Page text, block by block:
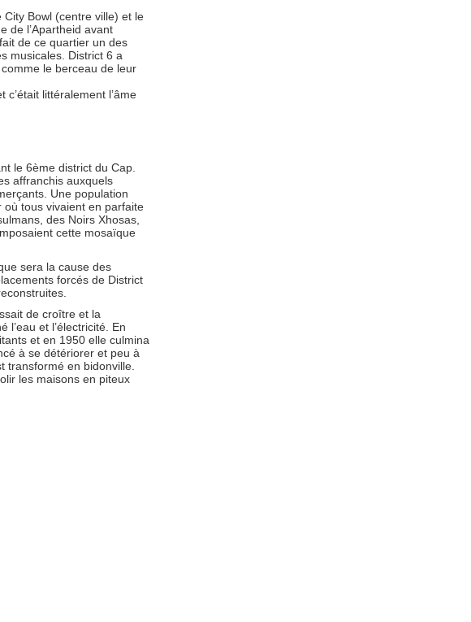
Bowl (centre ville) et le
de l’Apartheid avant
de ce quartier un des
musicales. District 6 a
le berceau de leur
littéralement l’âme
le 6ème district du Cap.
affranchis auxquels
Une population
tous vivaient en parfaite
des Noirs Xhosas,
cette mosaïque
sera la cause des
forcés de District
de croître et la
l’eau et l’électricité. En
et en 1950 elle culmina
à se détériorer et peu à
transformé en bidonville.
les maisons en piteux